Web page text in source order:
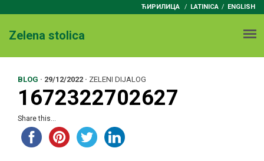
ЋИРИЛИЦА / LATINICA ENGLISH
Zelena stolica
BLOG · 29/12/2022 · ZELENI DIJALOG
1672322702627
Share this...